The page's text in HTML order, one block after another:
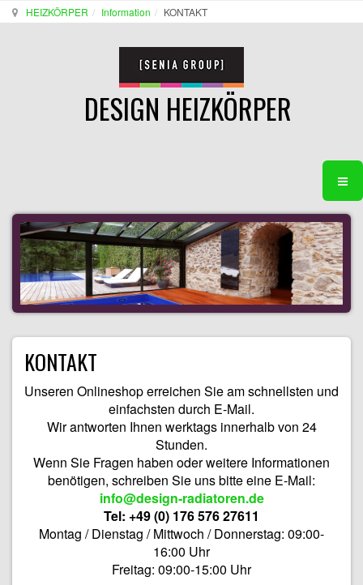
HEIZKÖRPER Information KONTAKT
DESIGN HEIZKÖRPER
KONTAKT
Unseren Onlineshop erreichen Sie am schnellsten und
einfachsten durch E-Mail.
Wir antworten Ihnen werktags innerhalb von 24
Stunden.
Wenn Sie Fragen haben oder weitere Informationen
benötigen, schreiben Sie uns bitte eine E-Mail:
info@design-radiatoren.de
Tel: +49 (0) 176 576 27611
Montag / Dienstag / Mittwoch / Donnerstag: 09:00-
16:00 Uhr
Freitag: 09:00-15:00 Uhr